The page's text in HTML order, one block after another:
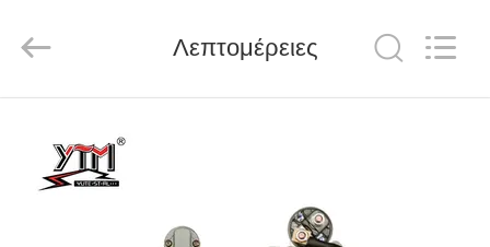
ΠΡΟΪΌΝΤΑ
Co.,
Reserved.
Λεπτομέρειες